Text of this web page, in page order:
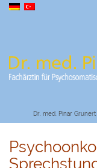
Dr. med. Pinar Grunert